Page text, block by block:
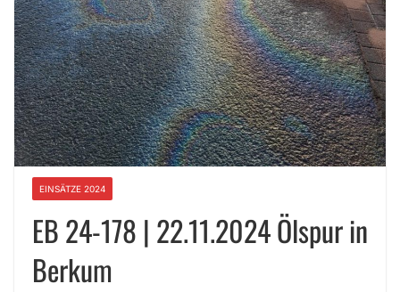
EINSÄTZE 2024
EB 24-178 | 22.11.2024 Ölspur in
Berkum